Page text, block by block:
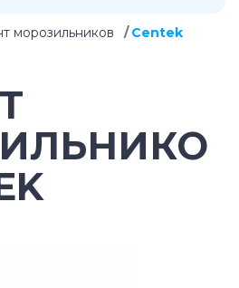
морозильников Centek